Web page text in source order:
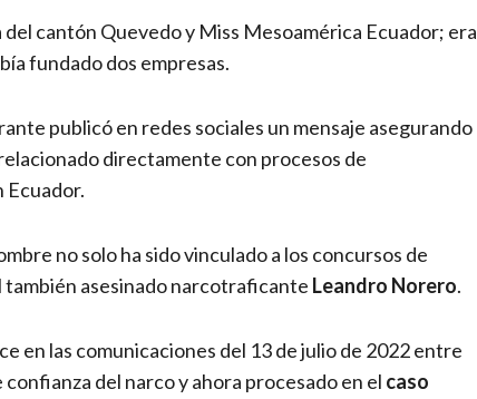
cantón Quevedo y Miss Mesoamérica Ecuador; era
fundado dos empresas.
publicó en redes sociales un mensaje asegurando
directamente con procesos de
Ecuador.
no solo ha sido vinculado a los concursos de
también asesinado narcotraficante Leandro Norero.
en las comunicaciones del 13 de julio de 2022 entre
confianza del narco y ahora procesado en el caso